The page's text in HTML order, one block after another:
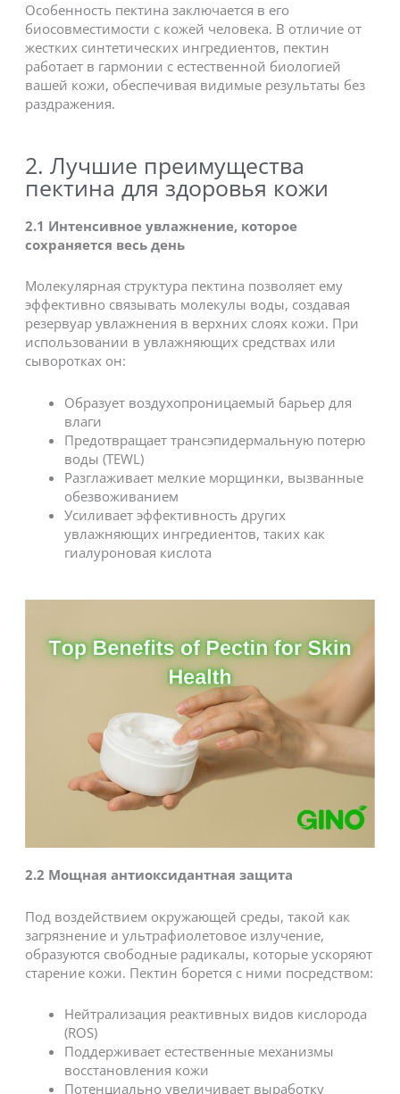
Особенность пектина заключается в его
биосовместимости с кожей человека. В отличие от
жестких синтетических ингредиентов, пектин
работает в гармонии с естественной биологией
вашей кожи, обеспечивая видимые результаты без
раздражения.
2. Лучшие преимущества
пектина для здоровья кожи
2.1 Интенсивное увлажнение, которое
сохраняется весь день
Молекулярная структура пектина позволяет ему
эффективно связывать молекулы воды, создавая
резервуар увлажнения в верхних слоях кожи. При
использовании в увлажняющих средствах или
сыворотках он:
Образует воздухопроницаемый барьер для
влаги
Предотвращает трансэпидермальную потерю
воды (TEWL)
Разглаживает мелкие морщинки, вызванные
обезвоживанием
Усиливает эффективность других
увлажняющих ингредиентов, таких как
гиалуроновая кислота
2.2 Мощная антиоксидантная защита
Под воздействием окружающей среды, такой как
загрязнение и ультрафиолетовое излучение,
образуются свободные радикалы, которые ускоряют
старение кожи. Пектин борется с ними посредством:
Нейтрализация реактивных видов кислорода
(ROS)
Поддерживает естественные механизмы
восстановления кожи
Потенциально увеличивает выработку